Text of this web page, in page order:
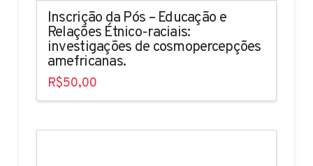
Inscrição da Pós – Educação e
Relações Étnico-raciais:
investigações de cosmopercepções
amefricanas.
R$50,00